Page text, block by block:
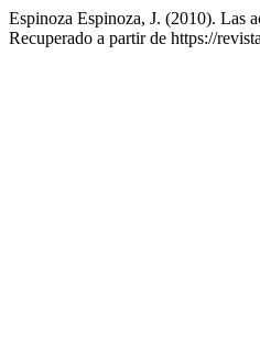
Espinoza Espinoza, J. (2010). Las
Recuperado a partir de https://